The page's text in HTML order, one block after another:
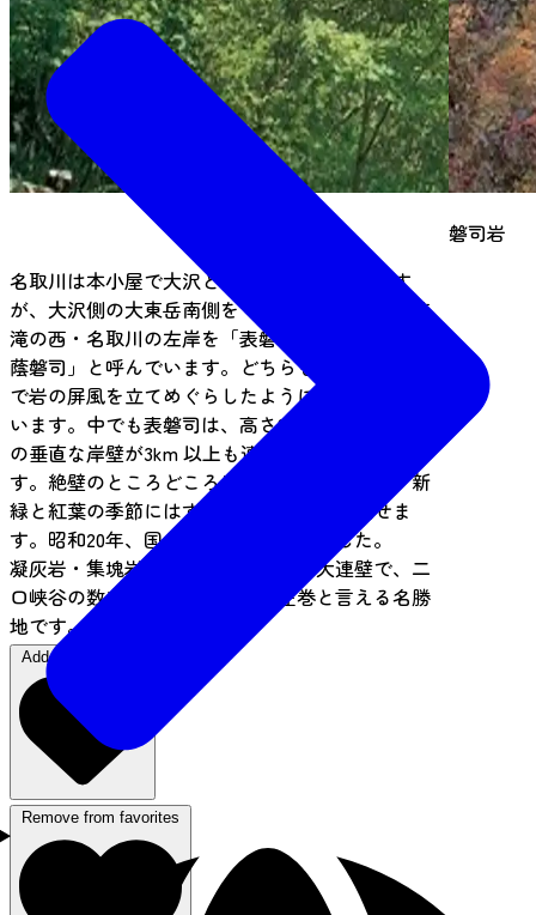
磐司岩
名取川は本小屋で大沢と本流に分岐しています
が、大沢側の大東岳南側を「裏磐司」と言い、姉
滝の西・名取川の左岸を「表磐司」、右側を「日
蔭磐司」と呼んでいます。どちらも、渓谷に臨ん
で岩の屏風を立てめぐらしたようにそそり立って
います。中でも表磐司は、高さ80から150メートル
の垂直な岸壁が3km 以上も連なる大パノラマで
す。絶壁のところどころには小瀑布がかかり、新
緑と紅葉の季節にはすばらしい自然美を見せま
す。昭和20年、国の名勝に指定されました。
凝灰岩・集塊岩からなる柱状節理の大連壁で、二
口峡谷の数ある景勝の中でも、圧巻と言える名勝
地です。
Add to "favorites"
Remove from favorites